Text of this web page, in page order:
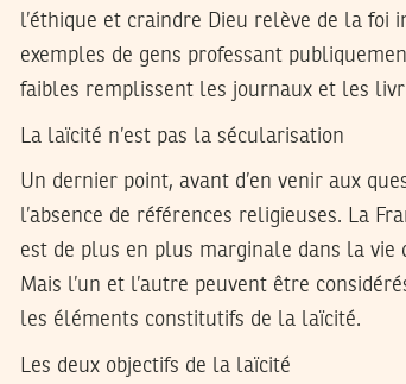
l’éthique et craindre Dieu relève de la
exemples de gens professant
faibles remplissent les journaux et les
La laïcité n’est pas la sécularisation
Un dernier point, avant d’en venir aux
l’absence de références religieuses. La
est de plus en plus marginale dans la
Mais l’un et l’autre peuvent être
les éléments constitutifs de la laïcité.
Les deux objectifs de la laïcité